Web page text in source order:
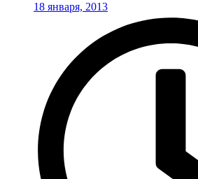
18 января, 2013